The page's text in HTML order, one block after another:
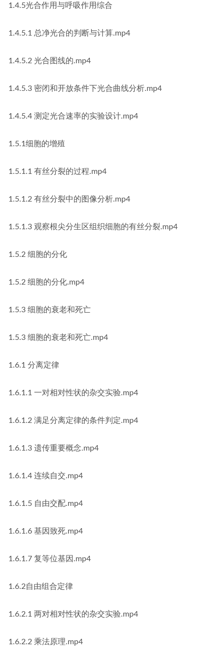
1.4.5光合作用与呼吸作用综合
1.4.5.1 总净光合的判断与计算.mp4
1.4.5.2 光合图线的.mp4
1.4.5.3 密闭和开放条件下光合曲线分析.mp4
1.4.5.4 测定光合速率的实验设计.mp4
1.5.1细胞的增殖
1.5.1.1 有丝分裂的过程.mp4
1.5.1.2 有丝分裂中的图像分析.mp4
1.5.1.3 观察根尖分生区组织细胞的有丝分裂.mp4
1.5.2 细胞的分化
1.5.2 细胞的分化.mp4
1.5.3 细胞的衰老和死亡
1.5.3 细胞的衰老和死亡.mp4
1.6.1 分离定律
1.6.1.1 一对相对性状的杂交实验.mp4
1.6.1.2 满足分离定律的条件判定.mp4
1.6.1.3 遗传重要概念.mp4
1.6.1.4 连续自交.mp4
1.6.1.5 自由交配.mp4
1.6.1.6 基因致死.mp4
1.6.1.7 复等位基因.mp4
1.6.2自由组合定律
1.6.2.1 两对相对性状的杂交实验.mp4
1.6.2.2 乘法原理.mp4